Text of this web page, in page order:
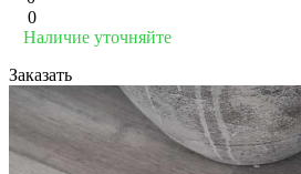
0
Наличие уточняйте
Заказать